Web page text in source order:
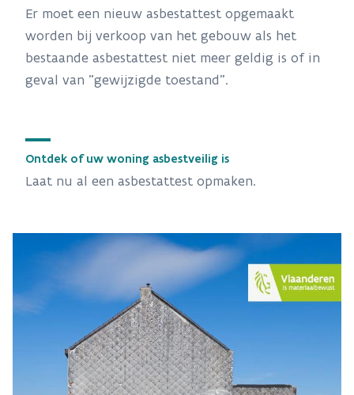
Er moet een nieuw asbestattest opgemaakt
worden bij verkoop van het gebouw als het
bestaande asbestattest niet meer geldig is of in
geval van "gewijzigde toestand".
Ontdek of uw woning asbestveilig is
Laat nu al een asbestattest opmaken.